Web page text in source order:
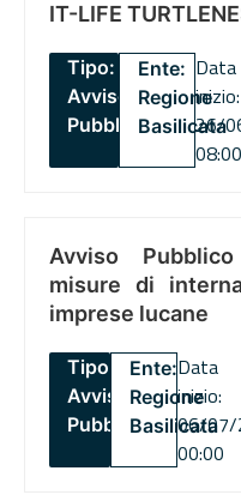
IT-LIFE
Tipo:
Avviso
Pubblico
Ente:
Regione
Basilicata
Data
inizio:
26/
08:00
Avviso
misure di
imprese lucane
Tipo:
Avviso
Pubblico
Ente:
Regione
Basilicata
Data
inizio:
06/07/
00:00